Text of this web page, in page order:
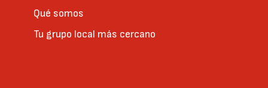
Qué somos
Tu grupo local más cercano